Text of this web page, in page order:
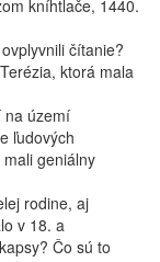
kníhtlače, 1440.
čítanie?
ktorá mala
na území
ľudových
geniálny
rodine, aj
v 18. a
Čo sú to